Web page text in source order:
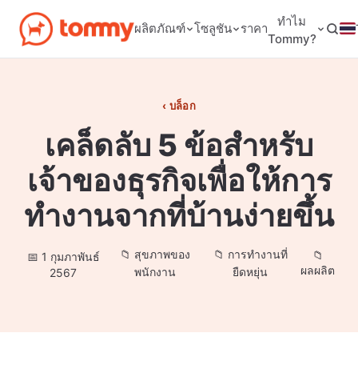
ผลิตภัณฑ์ โซลูชัน ราคา
ทำไม
Tommy?
บล็อก
เคล็ดลับ 5 ข้อสำหรับ
เจ้าของธุรกิจเพื่อให้การ
ทำงานจากที่บ้านง่ายขึ้น
1 กุมภาพันธ์
2567
สุขภาพของ
พนักงาน
การทำงานที่
ยืดหยุ่น
ผลผลิต